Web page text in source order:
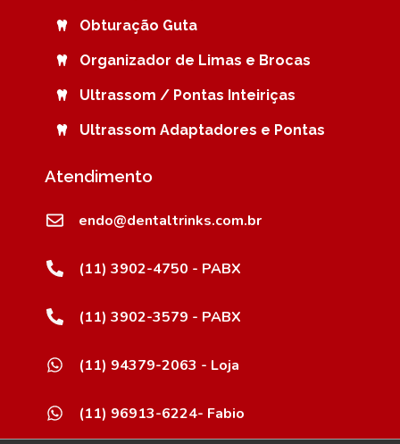
Obturação Guta
Organizador de Limas e Brocas
Ultrassom / Pontas Inteiriças
Ultrassom Adaptadores e Pontas
Atendimento
endo@dentaltrinks.com.br
(11) 3902-4750 - PABX
(11) 3902-3579 - PABX
(11) 94379-2063 - Loja
(11) 96913-6224- Fabio